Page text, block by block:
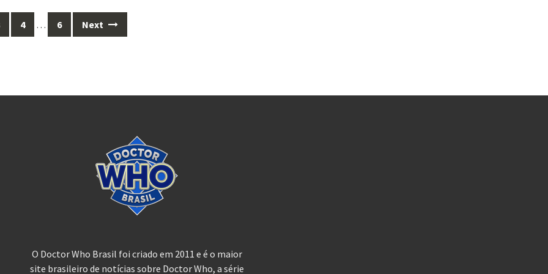
4 … 6 Next
O Doctor Who Brasil foi criado em 2011 e é o maior
site brasileiro de notícias sobre Doctor Who, a série